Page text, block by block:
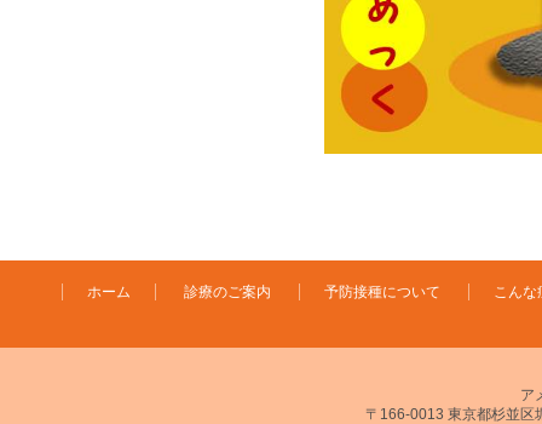
ホーム 診療のご案内 予防接種について こん
ア
〒166-0013 東京都杉並区